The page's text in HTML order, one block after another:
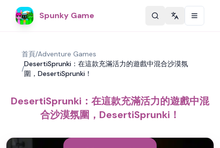
Spunky Game Change
首頁/Adventure Games
/
DesertiSprunki：在這款充滿活力的遊戲中混合沙漠氛
圍，DesertiSprunki！
DesertiSprunki：在這款充滿活力的遊戲中混
合沙漠氛圍，DesertiSprunki！